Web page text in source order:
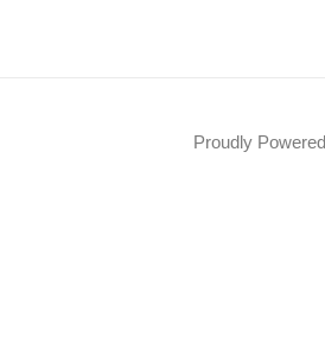
Proudly